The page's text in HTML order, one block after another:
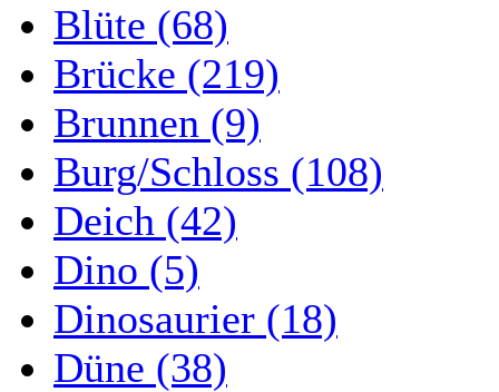
Blüte (68)
Brücke (219)
Brunnen (9)
Burg/Schloss (108)
Deich (42)
Dino (5)
Dinosaurier (18)
Düne (38)